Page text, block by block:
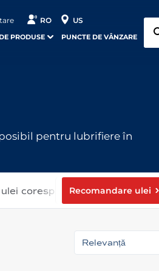
RO US
PRODUSE PUNCTE DE VÂNZARE
pentru lubrifiere în
corespunzătoareRecomandare ulei
Relevanță